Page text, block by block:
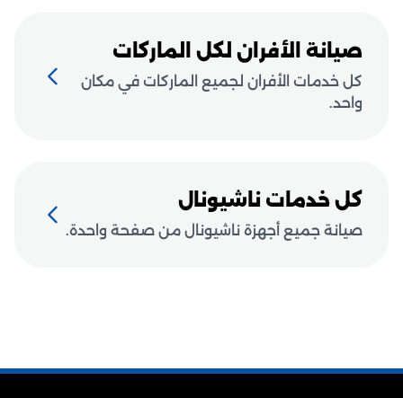
صيانة الأفران لكل الماركات
كل خدمات الأفران لجميع الماركات في مكان
واحد.
كل خدمات ناشيونال
صيانة جميع أجهزة ناشيونال من صفحة واحدة.